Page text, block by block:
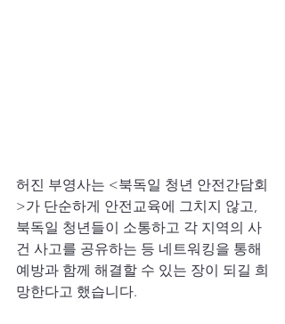
허진 부영사는 <북독일 청년 안전간담회
>가 단순하게 안전교육에 그치지 않고,
북독일 청년들이 소통하고 각 지역의 사
건 사고를 공유하는 등 네트워킹을 통해
예방과 함께 해결할 수 있는 장이 되길 희
망한다고 했습니다.